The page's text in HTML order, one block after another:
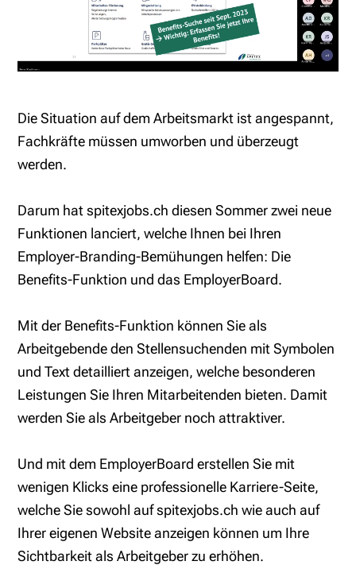
Die Situation auf dem Arbeitsmarkt ist angespannt,
Fachkräfte müssen umworben und überzeugt
werden.
Darum hat spitexjobs.ch diesen Sommer zwei neue
Funktionen lanciert, welche Ihnen bei Ihren
Employer-Branding-Bemühungen helfen: Die
Benefits-Funktion und das EmployerBoard.
Mit der Benefits-Funktion können Sie als
Arbeitgebende den Stellensuchenden mit Symbolen
und Text detailliert anzeigen, welche besonderen
Leistungen Sie Ihren Mitarbeitenden bieten. Damit
werden Sie als Arbeitgeber noch attraktiver.
Und mit dem EmployerBoard erstellen Sie mit
wenigen Klicks eine professionelle Karriere-Seite,
welche Sie sowohl auf spitexjobs.ch wie auch auf
Ihrer eigenen Website anzeigen können um Ihre
Sichtbarkeit als Arbeitgeber zu erhöhen.